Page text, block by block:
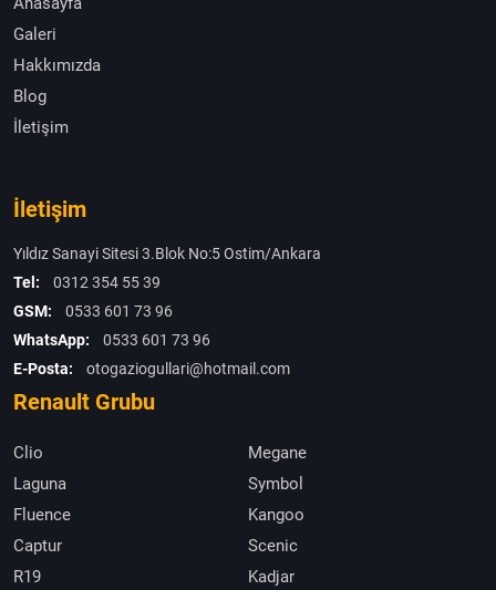
Galeri
Hakkımızda
Blog
İletişim
İletişim
Yıldız Sanayi Sitesi 3.Blok No:5 Ostim/Ankara
Tel:
0312 354 55 39
GSM:
0533 601 73 96
WhatsApp:
0533 601 73 96
E-Posta:
otogaziogullari@hotmail.com
Renault Grubu
Clio
Megane
Laguna
Symbol
Fluence
Kangoo
Captur
Scenic
R19
Kadjar